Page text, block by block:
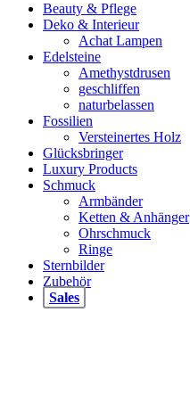
Beauty & Pflege
Deko & Interieur
Achat Lampen
Edelsteine
Amethystdrusen
geschliffen
naturbelassen
Fossilien
Versteinertes Holz
Glücksbringer
Luxury Products
Schmuck
Armbänder
Ketten & Anhänger
Ohrschmuck
Ringe
Sternbilder
Zubehör
Sales